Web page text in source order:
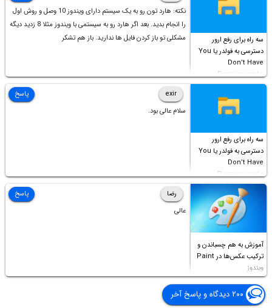
سه راه برای رفع ارور
دسترسی به فولدر یا You
Don’t Have
Permission to
Access this folder
نکته: هارد تون رو به یک سیستم دارای ویندوز 10 وصل و روش اول
را انجام بدید. بعد اگر هارد رو به سیستمی با ویندوز مثلا 8 زدید دیگه
مشکلی تو باز کردن فایل ها ندارید. باز هم تشکر
سه راه برای رفع ارور
دسترسی به فولدر یا You
Don’t Have
Permission to
Access this folder
exir
سلام عالی بود.
پاسخ
آموزش به هم چسباندن و
ترکیب عکس‌ها در Paint
ویندوز
رضا
عالی
پاسخ
۲۰۰ دیدگاه و پاسخ آخر